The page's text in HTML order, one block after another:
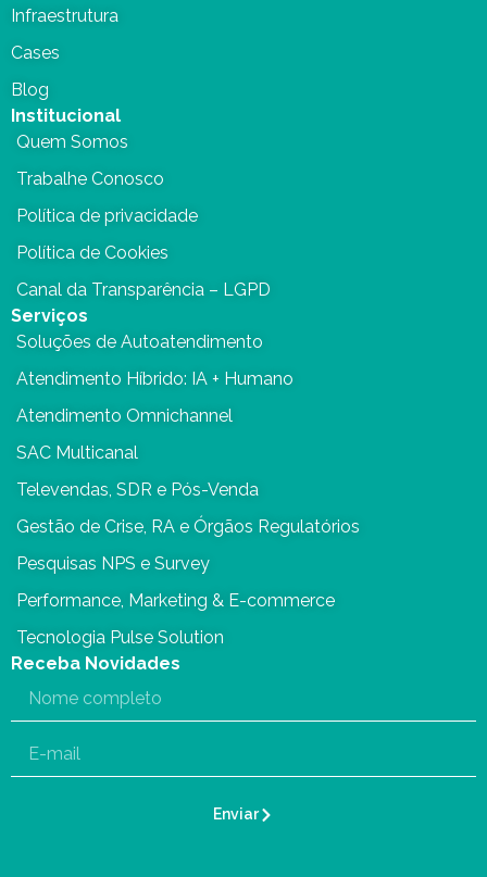
Infraestrutura
Cases
Blog
Institucional
Quem Somos
Trabalhe Conosco
Política de privacidade
Política de Cookies
Canal da Transparência – LGPD
Serviços
Soluções de Autoatendimento
Atendimento Híbrido: IA + Humano
Atendimento Omnichannel
SAC Multicanal
Televendas, SDR e Pós-Venda
Gestão de Crise, RA e Órgãos Regulatórios
Pesquisas NPS e Survey
Performance, Marketing & E-commerce
Tecnologia Pulse Solution
Receba Novidades
Enviar